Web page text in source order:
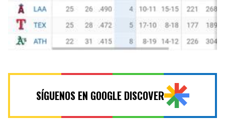
SÍGUENOS EN GOOGLE DISCOVER